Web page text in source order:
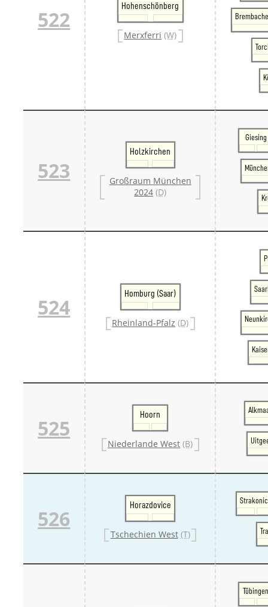
522
Hohenschönberg
Merxferri (W)
523
Holzkirchen
Großraum München
2024 (D)
Giesing
524
Homburg (Saar)
Rheinland-Pfalz (D)
525
Hoorn
Niederlande West (B)
526
Horazdovice
Tschechien West (T)